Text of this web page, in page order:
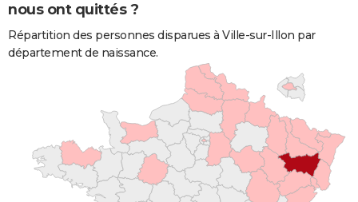
nous ont quittés ?
Répartition des personnes disparues à Ville-sur-Illon par
département de naissance.